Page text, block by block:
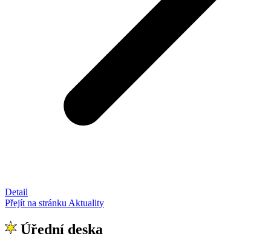
Detail
Přejít na stránku Aktuality
Úřední deska